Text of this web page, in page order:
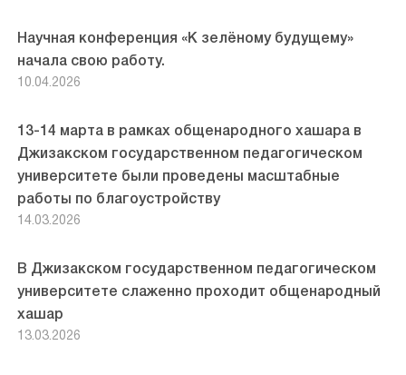
Научная конференция «К зелёному будущему»
начала свою работу.
10.04.2026
13-14 марта в рамках общенародного хашара в
Джизакском государственном педагогическом
университете были проведены масштабные
работы по благоустройству
14.03.2026
В Джизакском государственном педагогическом
университете слаженно проходит общенародный
хашар
13.03.2026